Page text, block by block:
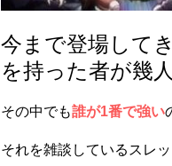
今まで登場して
を持った者が幾
その中でも誰が1番で強い
それを雑談しているスレ